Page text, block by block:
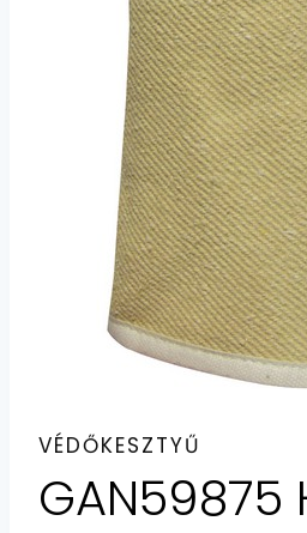
VÉDŐKESZTYŰ
GAN59875